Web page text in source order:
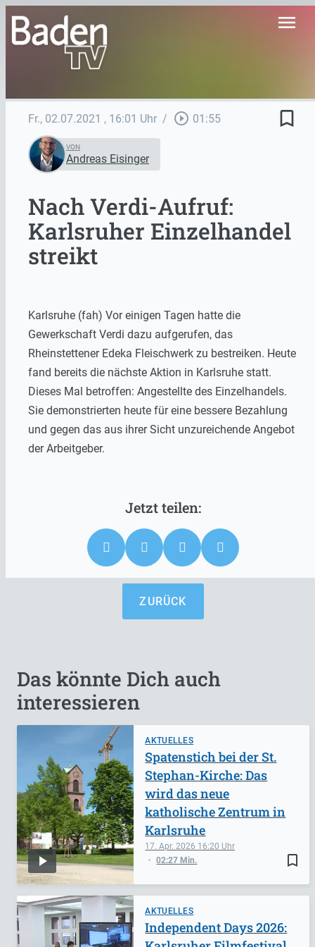
menu
Fr., 02.07.2021 , 16:01 Uhr / play_circle_outline 01:55 bookmark_border
VON
Andreas Eisinger
Nach Verdi-Aufruf:
Karlsruher Einzelhandel
streikt
Karlsruhe (fah) Vor einigen Tagen hatte die
Gewerkschaft Verdi dazu aufgerufen, das
Rheinstettener Edeka Fleischwerk zu bestreiken. Heute
fand bereits die nächste Aktion in Karlsruhe statt.
Dieses Mal betroffen: Angestellte des Einzelhandels.
Sie demonstrierten heute für eine bessere Bezahlung
und gegen das aus ihrer Sicht unzureichende Angebot
der Arbeitgeber.
ZURÜCK
Das könnte Dich auch
interessieren
AKTUELLES
bookmark_border
17. Apr. 2026 16:20
02:27 Min.
Spatenstich bei der St.
Stephan-Kirche: Das
wird das neue
katholische Zentrum in
Karlsruhe
AKTUELLES
Independent Days 2026: